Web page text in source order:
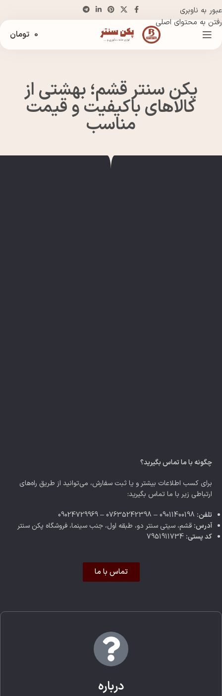
عبور به ناوبری
رفتن به محتوای اصلی
0 تومان
پکن سنتر قشم؛ بهشتی از
کالاهای باکیفیت و قیمت
مناسب
چگونه با ما تماس بگیرید؟
برای کسب اطلاعات بیشتر و یا ثبت سفارش، می‌توانید از طریق راه‌های
ارتباطی زیر با ما تماس بگیرید:
تلفن:
آدرس: قشم، سیتی سنتر دو، طبقه اول، جنب سینما، فروشگاه پکن سنتر
کد پستی:
تماس با ما
درباره